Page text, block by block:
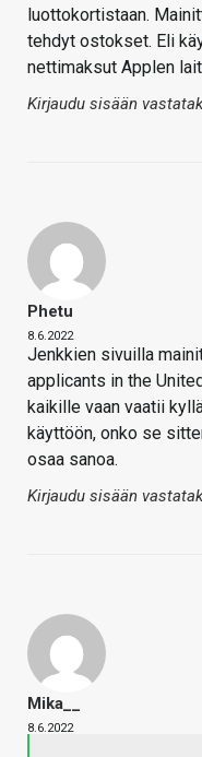
luottokortistaan.
tehdyt ostokset. Eli
nettimaksut Applen
Kirjaudu sisään
Phetu
8.6.2022
Jenkkien sivuilla
applicants in the
kaikille vaan vaatii
käyttöön, onko se
osaa sanoa.
Kirjaudu sisään
Mika__
8.6.2022